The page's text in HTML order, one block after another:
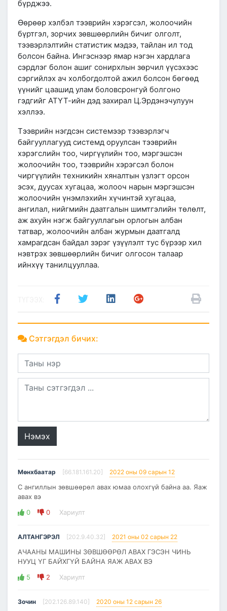
бүрджээ.
Өөрөөр хэлбэл тээврийн хэрэгсэл, жолоочийн
бүртгэл, зорчих зөвшөөрлийн бичиг олголт,
тээвэрлэлтийн статистик мэдээ, тайлан ил тод
болсон байна. Ингэснээр ямар нэгэн хардлага
сэрдлэг болон ашиг сонирхлын зөрчил үүсэхээс
сэргийлэх ач холбогдолтой ажил болсон бөгөөд
үүнийг цаашид улам боловсронгуй болгоно
гэдгийг АТҮТ-ийн дэд захирал Ц.Эрдэнэчулуун
хэллээ.
Тээврийн нэгдсэн системээр тээвэрлэгч
байгууллагууд системд оруулсан тээврийн
хэрэгслийн тоо, чиргүүлийн тоо, мэргэшсэн
жолоочийн тоо, тээврийн хэрэгсэл болон
чиргүүлийн техникийн хяналтын үзлэгт орсон
эсэх, дуусах хугацаа, жолооч нарын мэргэшсэн
жолоочийн үнэмлэхийн хүчинтэй хугацаа,
ангилал, нийгмийн даатгалын шимтгэлийн төлөлт,
аж ахуйн нэгж байгууллагын орлогын албан
татвар, жолоочийн албан журмын даатгалд
хамрагдсан байдал зэрэг үзүүлэлт тус бүрээр хил
нэвтрэх зөвшөөрлийн бичиг олгосон талаар
ийнхүү танилцууллаа.
Сэтгэгдэл бичих:
Нэмэх
Мөнхбаатар [66.181.161.20] 2022 оны 09 сарын 12
С ангиллын зөвшөөрөл авах юмаа олохгүй байна аа. Яаж
авах вэ
0
0 Хариулт
АЛТАНГЭРЭЛ [202.9.40.32] 2021 оны 02 сарын 22
АЧААНЫ МАШИНЫ ЗӨВШӨӨРӨЛ АВАХ ГЭСЭН ЧИНЬ
НУУЦ ҮГ БАЙХГҮЙ БАЙНА ЯАЖ АВАХ ВЭ
5
2 Хариулт
Зочин [202.126.89.140] 2020 оны 12 сарын 26